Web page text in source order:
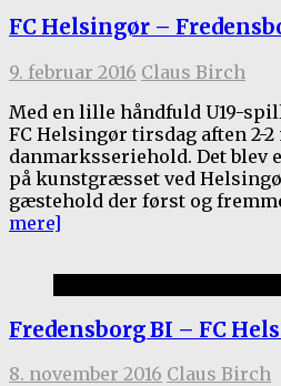
FC Helsingør –
9. februar 2016 Claus Birch
Med en lille håndfuld U19-
FC Helsingør tirsdag aften 2-
danmarksseriehold. Det
på kunstgræsset ved
gæstehold der først og
mere]
Fredensborg BI – FC
8. november 2016 Claus Birch